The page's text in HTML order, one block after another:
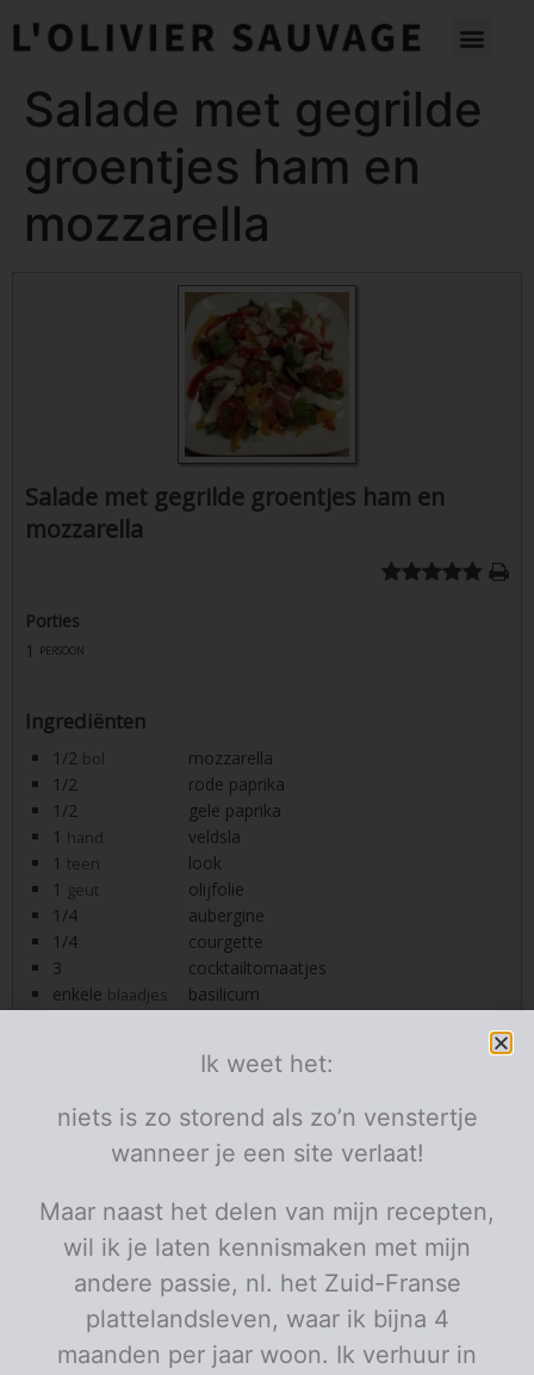
Salade met gegrilde
groentjes ham en
mozzarella
Salade met gegrilde groentjes ham en
mozzarella
Porties
1 persoon
Ingrediënten
1/2 bol
mozzarella
1/2
rode paprika
1/2
gele paprika
1 hand
veldsla
1 teen
look
1 geut
olijfolie
1/4
aubergine
1/4
courgette
3
cocktailtomaatjes
enkele blaadjes
basilicum
parmezaan
Porties:
persoon
Instructies
Verwarm de oven voor op 250 graden.
Leg de twee halve paprika's in de oven en laat de schil
zwart blakeren. Haal ze eruit en stop ze onmiddellijk in
een plastiek zakje en sluit dit af voor enkele minuten.
Nu kan je de schil makkelijk verwijderen en snij in
reepjes.
Ik weet het:
niets is zo storend als zo’n venstertje
wanneer je een site verlaat!
Maar naast het delen van mijn recepten,
wil ik je laten kennismaken met mijn
andere passie, nl. het Zuid-Franse
plattelandsleven, waar ik bijna 4
maanden per jaar woon. Ik verhuur in